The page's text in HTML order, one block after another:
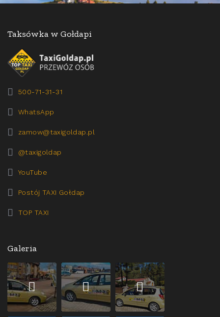
Taksówka w Gołdapi
500-71-31-31
WhatsApp
zamow@taxigoldap.pl
@taxigoldap
YouTube
Postój TAXI Gołdap
TOP TAXI
Galeria